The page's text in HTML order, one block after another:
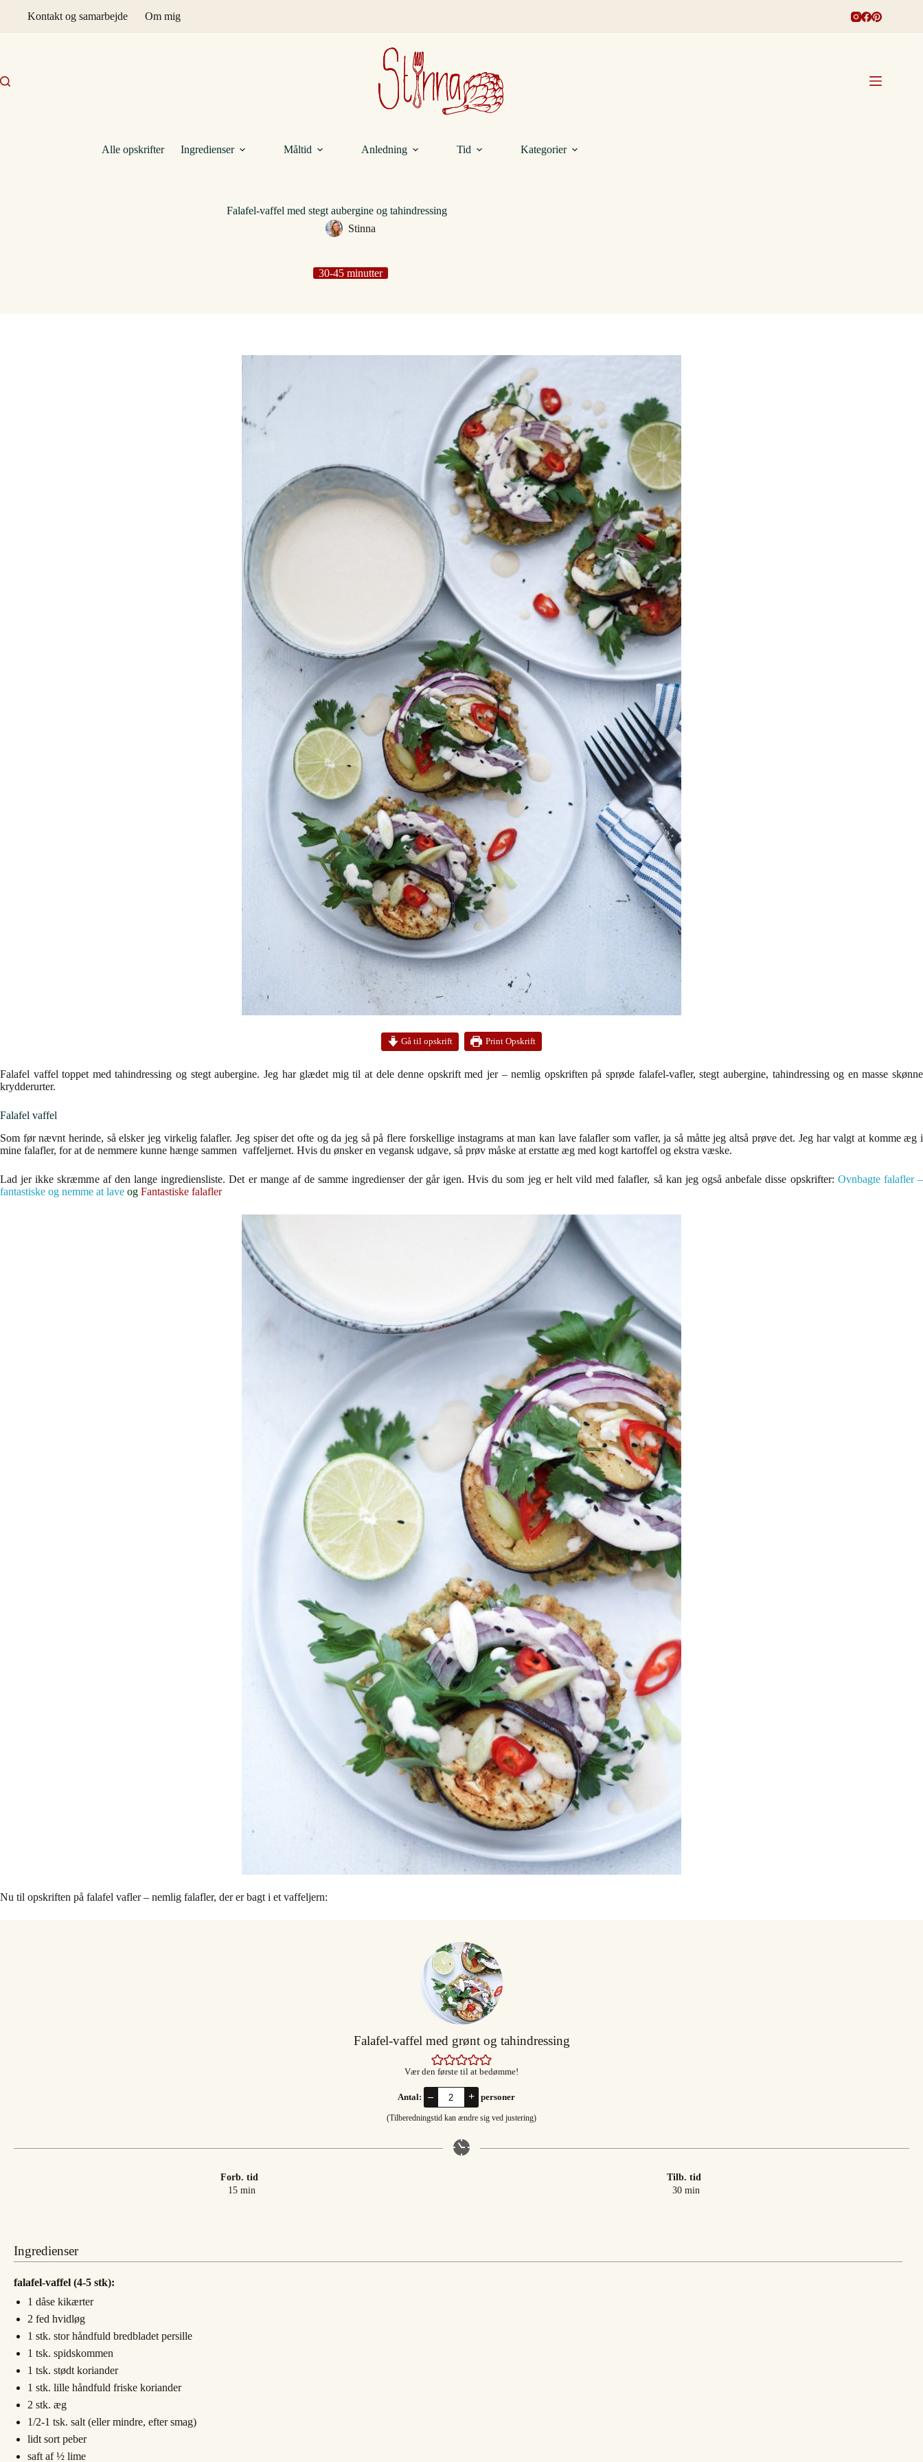
Kontakt og samarbejde Om mig
Alle opskrifter Ingredienser Måltid Anledning Tid Kategorier
Falafel-vaffel med stegt aubergine og tahindressing
Stinna
30-45 minutter
Gå til opskrift Print Opskrift
Falafel vaffel toppet med tahindressing og stegt aubergine. Jeg har glædet mig til at dele denne opskrift med jer – nemlig opskriften på sprøde falafel-vafler, stegt aubergine, tahindressing og en masse skønne
krydderurter.
Falafel vaffel
Som før nævnt herinde, så elsker jeg virkelig falafler. Jeg spiser det ofte og da jeg så på flere forskellige instagrams at man kan lave falafler som vafler, ja så måtte jeg altså prøve det. Jeg har valgt at komme æg i
mine falafler, for at de nemmere kunne hænge sammen vaffeljernet. Hvis du ønsker en vegansk udgave, så prøv måske at erstatte æg med kogt kartoffel og ekstra væske.
Lad jer ikke skræmme af den lange ingrediensliste. Det er mange af de samme ingredienser der går igen. Hvis du som jeg er helt vild med falafler, så kan jeg også anbefale disse opskrifter: Ovnbagte falafler –
fantastiske og nemme at lave og Fantastiske falafler
Nu til opskriften på falafel vafler – nemlig falafler, der er bagt i et vaffeljern:
Falafel-vaffel med grønt og tahindressing
Vær den første til at bedømme!
Antal: – + personer
(Tilberedningstid kan ændre sig ved justering)
Forb. tid
15minutter
min
Tilb. tid
30minutter
min
Ingredienser
falafel-vaffel (4-5 stk):
1 dåse kikærter
2 fed hvidløg
1 stk. stor håndfuld bredbladet persille
1 tsk. spidskommen
1 tsk. stødt koriander
1 stk. lille håndfuld friske koriander
2 stk. æg
1/2-1 tsk. salt (eller mindre, efter smag)
lidt sort peber
saft af ½ lime